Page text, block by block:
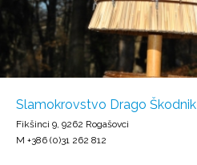
Slamokrovstvo Drago Škodnik
Fikšinci 9, 9262 Rogašovci
M +386 (0)31 262 812